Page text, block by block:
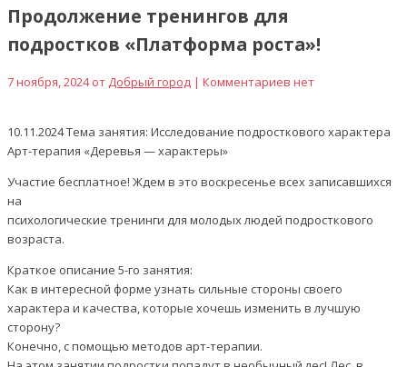
Продолжение тренингов для
подростков «Платформа роста»!
7 ноября, 2024 от Добрый город | Комментариев нет
10.11.2024 Тема занятия: Исследование подросткового характера
Арт-терапия «Деревья — характеры»
Участие бесплатное! Ждем в это воскресенье всех записавшихся
на
психологические тренинги для молодых людей подросткового
возраста.
Краткое описание 5-го занятия:
Как в интересной форме узнать сильные стороны своего
характера и качества, которые хочешь изменить в лучшую
сторону?
Конечно, с помощью методов арт-терапии.